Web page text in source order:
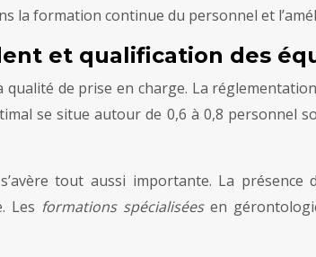
la formation continue du personnel et
et qualification des
de prise en charge. La
se situe autour de 0,6 à 0,8 personnel
tout aussi importante. La présence
Les formations spécialisées en